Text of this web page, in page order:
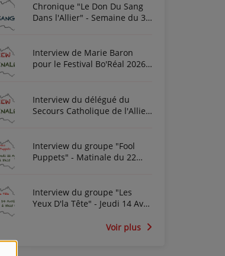
Chronique "Le Don Du Sang
Dans l'Allier" - Semaine du 3
Interview de Marie Baron
pour le Festival Bo'Réal 2026
Interview du délégué du
Secours Catholique de l'Allier
Interview du groupe "Fool
Puppets" - Matinale du 22
Interview du groupe "Les
Yeux D'la Tête" - Jeudi 14 Avril
Voir plus